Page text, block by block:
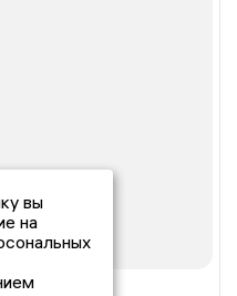
вы
на